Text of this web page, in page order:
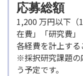
応募総額
1,200 万円以下（
在費」「研究費
各経費を計上する
※採択研究課題の
う予定です。